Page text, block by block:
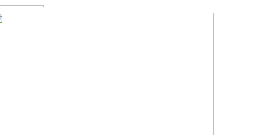
??????? ?????????